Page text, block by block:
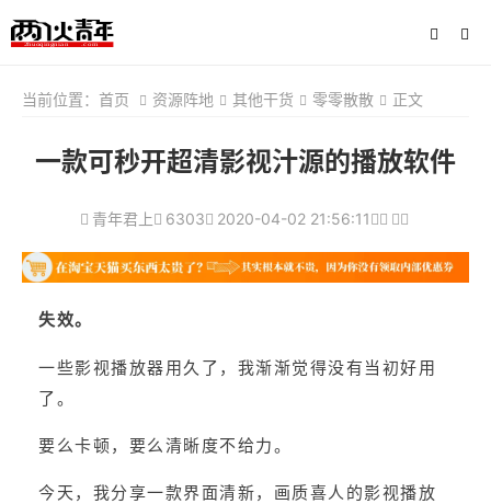
当前位置： 首页 资源阵地 其他干货 零零散散 正文
一款可秒开超清影视汁源的播放软件
青年君上 6303 2020-04-02 21:56:11
失效。
一些影视播放器用久了，我渐渐觉得没有当初好用
了。
要么卡顿，要么清晰度不给力。
今天，我分享一款界面清新，画质喜人的影视播放